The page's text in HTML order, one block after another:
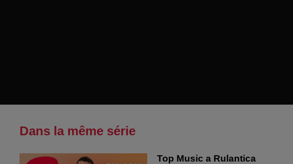
Dans la même série
Top Music a Rulantica